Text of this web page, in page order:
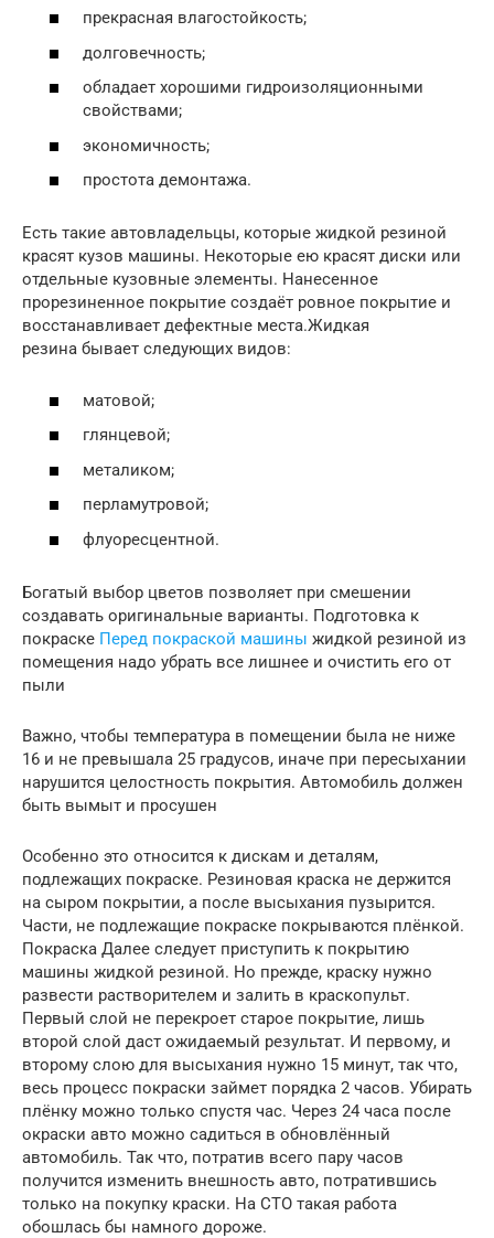
прекрасная влагостойкость;
долговечность;
обладает хорошими гидроизоляционными
свойствами;
экономичность;
простота демонтажа.
Есть такие автовладельцы, которые жидкой резиной
красят кузов машины. Некоторые ею красят диски или
отдельные кузовные элементы. Нанесенное
прорезиненное покрытие создаёт ровное покрытие и
восстанавливает дефектные места.Жидкая
резина бывает следующих видов:
матовой;
глянцевой;
металиком;
перламутровой;
флуоресцентной.
Богатый выбор цветов позволяет при смешении
создавать оригинальные варианты. Подготовка к
покраске Перед покраской машины жидкой резиной из
помещения надо убрать все лишнее и очистить его от
пыли
Важно, чтобы температура в помещении была не ниже
16 и не превышала 25 градусов, иначе при пересыхании
нарушится целостность покрытия. Автомобиль должен
быть вымыт и просушен
Особенно это относится к дискам и деталям,
подлежащих покраске. Резиновая краска не держится
на сыром покрытии, а после высыхания пузырится.
Части, не подлежащие покраске покрываются плёнкой.
Покраска Далее следует приступить к покрытию
машины жидкой резиной. Но прежде, краску нужно
развести растворителем и залить в краскопульт.
Первый слой не перекроет старое покрытие, лишь
второй слой даст ожидаемый результат. И первому, и
второму слою для высыхания нужно 15 минут, так что,
весь процесс покраски займет порядка 2 часов. Убирать
плёнку можно только спустя час. Через 24 часа после
окраски авто можно садиться в обновлённый
автомобиль. Так что, потратив всего пару часов
получится изменить внешность авто, потратившись
только на покупку краски. На СТО такая работа
обошлась бы намного дороже.